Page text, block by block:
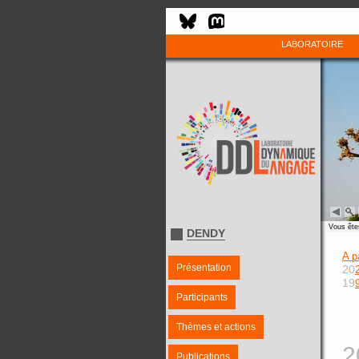
LABORATOIRE
DENDY
Présentation
Participants
Thèmes et actions
Publications
Vous
A
20
19